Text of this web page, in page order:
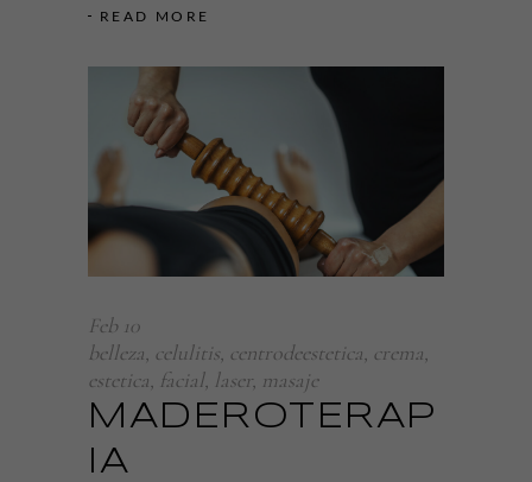
READ MORE
Feb 10
belleza, celulitis, centrodeestetica, crema,
estetica, facial, laser, masaje
MADEROTERAP
IA
podamos
mejorar la
funcionalidad
de la web, en
base a cómo
se usa la web.
Para que
funcione lo